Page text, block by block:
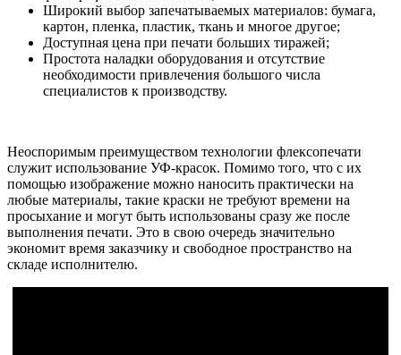
Широкий выбор запечатываемых материалов: бумага,
картон, пленка, пластик, ткань и многое другое;
Доступная цена при печати больших тиражей;
Простота наладки оборудования и отсутствие
необходимости привлечения большого числа
специалистов к производству.
Неоспоримым преимуществом технологии флексопечати
служит использование УФ-красок. Помимо того, что с их
помощью изображение можно наносить практически на
любые материалы, такие краски не требуют времени на
просыхание и могут быть использованы сразу же после
выполнения печати. Это в свою очередь значительно
экономит время заказчику и свободное пространство на
складе исполнителю.